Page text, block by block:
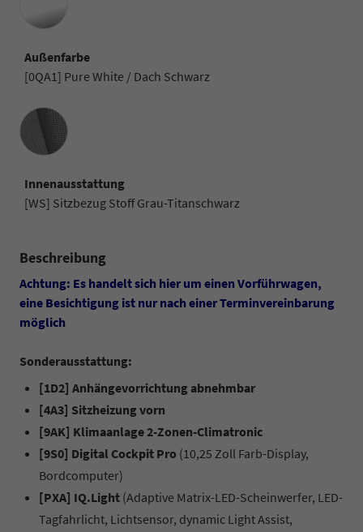
Außenfarbe
[0QA1] Pure White / Dach Schwarz
Innenausstattung
Innenausstattung
[WS] Sitzbezug Stoff Grau-Titanschwarz
Beschreibung
Achtung: Es handelt sich hier um einen Vorführwagen,
eine Besichtigung ist nur nach einer Terminvereinbarung
möglich
Sonderausstattung:
[1D2] Anhängevorrichtung abnehmbar
[4A3] Sitzheizung vorn
[9AK] Klimaanlage 2-Zonen-Climatronic
[9S0] Digital Cockpit Pro (10,25 Zoll Farb-Display,
Bordcomputer)
[PXA] IQ.Light (Adaptive Matrix-LED-Scheinwerfer, LED-
Tagfahrlicht, Lichtsensor, dynamic Light Assist,